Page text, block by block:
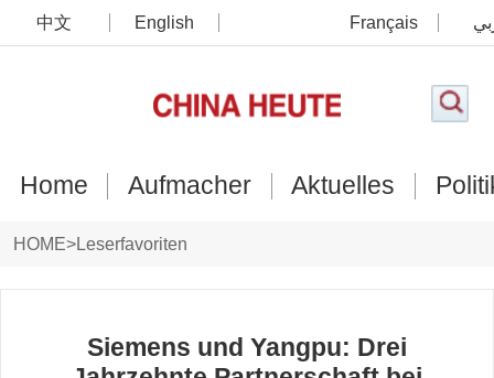
中文 English Français
Home Aufmacher Aktuelles
HOME>Leserfavoriten
Siemens und Yangpu: Drei